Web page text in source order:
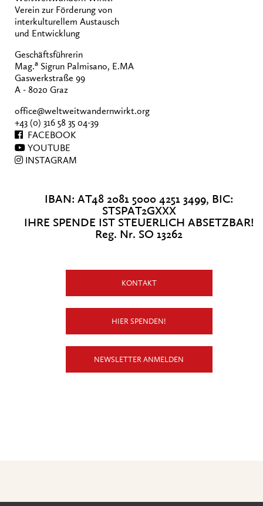
Verein zur Förderung von
interkulturellem Austausch
und Entwicklung
Geschäftsführerin
Mag.a Sigrun Palmisano, E.MA
Gaswerkstraße 99
A - 8020 Graz
office@weltweitwandernwirkt.org
+43 (0) 316 58 35 04-39
FACEBOOK
YOUTUBE
INSTAGRAM
IBAN: AT48 2081 5000 4251 3499, BIC:
STSPAT2GXXX
IHRE SPENDE IST STEUERLICH ABSETZBAR!
Reg. Nr. SO 13262
KONTAKT
HIER SPENDEN!
NEWSLETTER ANMELDEN